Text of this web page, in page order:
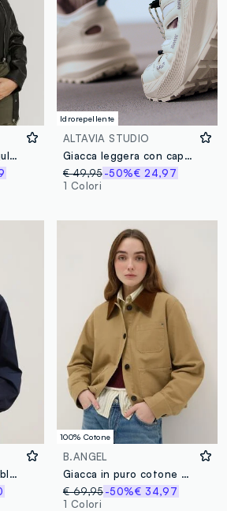
Giacca biker nera regular fit
Idrorepellente
ALTAVIA STUDIO
Giacca leggera con cappuccio ALTAVIA STUDIO
€ 49,95 -50%€ 24,97
1 Colori
Giacca impermeabile blu regular fit con tasche e cappuccio
100% Cotone
B.ANGEL
Giacca in puro cotone beige regular fit con colletto a contrasto
€ 69,95 -50%€ 34,97
1 Colori